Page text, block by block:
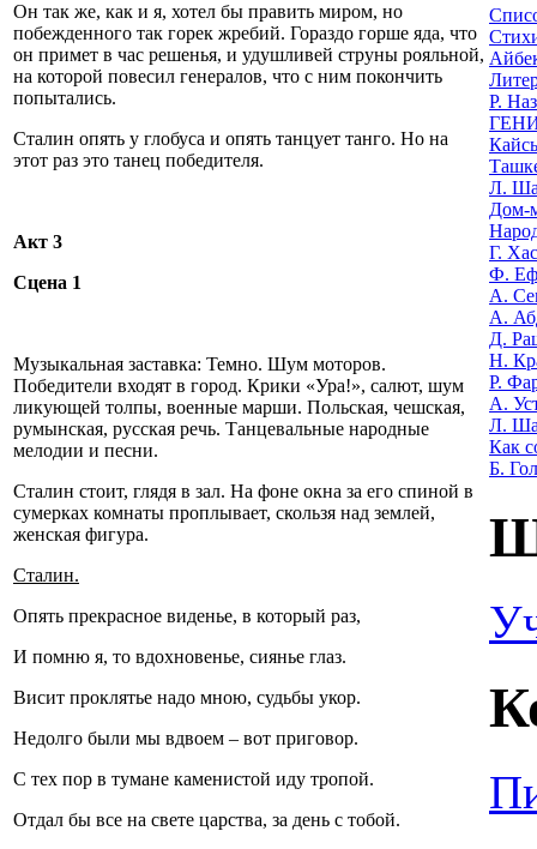
Он так же, как и я, хотел бы править миром, но
побежденного так горек жребий. Гораздо горше яда, что
он примет в час решенья, и удушливей струны рояльной,
на которой повесил генералов, что с ним покончить
попытались.
Сталин опять у глобуса и опять танцует танго. Но на
этот раз это танец победителя.
Акт 3
Сцена 1
Музыкальная заставка: Темно. Шум моторов.
Победители входят в город. Крики «Ура!», салют, шум
ликующей толпы, военные марши. Польская, чешская,
румынская, русская речь. Танцевальные народные
мелодии и песни.
Сталин стоит, глядя в зал. На фоне окна за его спиной в
сумерках комнаты проплывает, скользя над землей,
женская фигура.
Сталин.
Опять прекрасное виденье, в который раз,
И помню я, то вдохновенье, сиянье глаз.
Висит проклятье надо мною, судьбы укор.
Недолго были мы вдвоем – вот приговор.
С тех пор в тумане каменистой иду тропой.
Отдал бы все на свете царства, за день с тобой.
Р.
Л.
Дом-
Г.
Ф.
А.
А.
Д.
Н.
Р.
А.
Л.
Как
Б.